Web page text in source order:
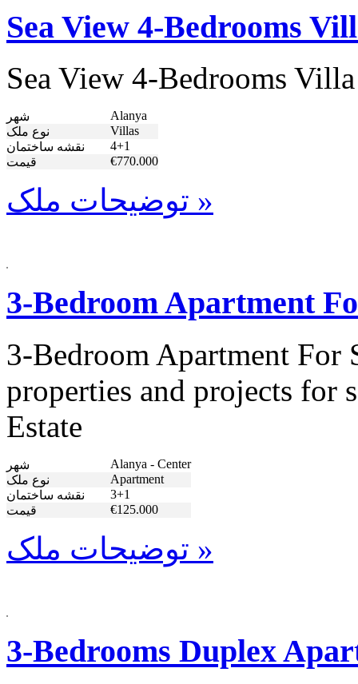
Sea View 4-Bedrooms
Sea View 4-Bedrooms
شهر
Alanya
نوع ملک
Villas
نقشه ساختمان
4+1
قیمت
€770.000
توضیحات ملک »
3-Bedroom Apartment
3-Bedroom Apartment For
properties and projects for
Estate
شهر
Alanya - Center
نوع ملک
Apartment
نقشه ساختمان
3+1
قیمت
€125.000
توضیحات ملک »
3-Bedrooms Duplex